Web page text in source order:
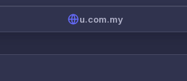
u.com.my